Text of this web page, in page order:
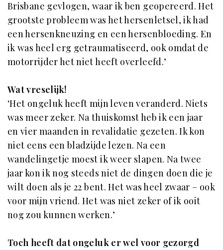
Brisbane gevlogen, waar ik ben geopereerd. Het
grootste probleem was het hersenletsel, ik had
een hersenkneuzing en een hersenbloeding. En
ik was heel erg getraumatiseerd, ook omdat de
motorrijder het niet heeft overleefd.’
Wat vreselijk!
‘Het ongeluk heeft mijn leven veranderd. Niets
was meer zeker. Na thuiskomst heb ik een jaar
en vier maanden in revalidatie gezeten. Ik kon
niet eens een bladzijde lezen. Na een
wandelingetje moest ik weer slapen. Na twee
jaar kon ik nog steeds niet de dingen doen die je
wilt doen als je 22 bent. Het was heel zwaar – ook
voor mijn vriend. Het was niet zeker of ik ooit
nog zou kunnen werken.’
Toch heeft dat ongeluk er wel voor gezorgd